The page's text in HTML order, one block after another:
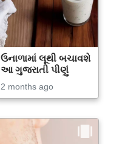
ઉનાળામાં લૂથી બચાવશે
આ ગુજરાતી પીણું
2 months ago